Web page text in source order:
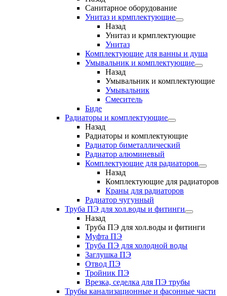
Санитарное оборудование
Унитаз и крмплектующие
Назад
Унитаз и крмплектующие
Унитаз
Комплектующие для ванны и душа
Умывальник и комплектующие
Назад
Умывальник и комплектующие
Умывальник
Смеситель
Биде
Радиаторы и комплектующие
Назад
Радиаторы и комплектующие
Радиатор биметаллический
Радиатор алюминевый
Комплектующие для радиаторов
Назад
Комплектующие для радиаторов
Краны для радиаторов
Радиатор чугунный
Труба ПЭ для хол.воды и фитинги
Назад
Труба ПЭ для хол.воды и фитинги
Муфта ПЭ
Труба ПЭ для холодной воды
Заглушка ПЭ
Отвод ПЭ
Тройник ПЭ
Врезка, седелка для ПЭ трубы
Трубы канализационные и фасонные части